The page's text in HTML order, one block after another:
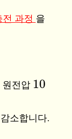
전 과정 을
원전압 10
10
소합니다.